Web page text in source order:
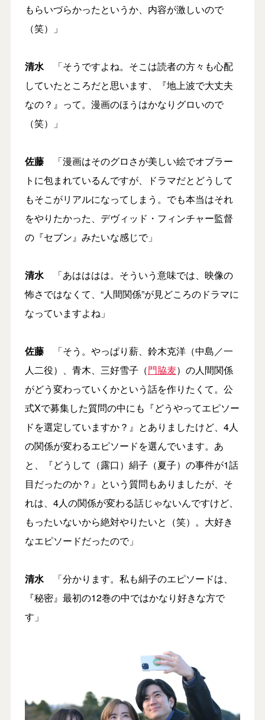
もらいづらかったというか、内容が激しいので
（笑）」
清水「そうですよね。そこは読者の方々も心配
していたところだと思います、『地上波で大丈夫
なの？』って。漫画のほうはかなりグロいので
（笑）」
佐藤「漫画はそのグロさが美しい絵でオブラー
トに包まれているんですが、ドラマだとどうして
もそこがリアルになってしまう。でも本当はそれ
をやりたかった、デヴィッド・フィンチャー監督
の『セブン』みたいな感じで」
清水「あはははは。そういう意味では、映像の
怖さではなくて、“人間関係”が見どころのドラマに
なっていますよね」
佐藤「そう。やっぱり薪、鈴木克洋（中島／一
人二役）、青木、三好雪子（門脇麦）の人間関係
がどう変わっていくかという話を作りたくて。公
式Xで募集した質問の中にも『どうやってエピソー
ドを選定していますか？』とありましたけど、4人
の関係が変わるエピソードを選んでいます。あ
と、『どうして（露口）絹子（夏子）の事件が1話
目だったのか？』という質問もありましたが、そ
れは、4人の関係が変わる話じゃないんですけど、
もったいないから絶対やりたいと（笑）。大好き
なエピソードだったので」
清水「分かります。私も絹子のエピソードは、
『秘密』最初の12巻の中ではかなり好きな方で
す」